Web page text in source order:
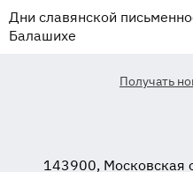
Дни славянской
Балашихе
Получать
143900, Московская